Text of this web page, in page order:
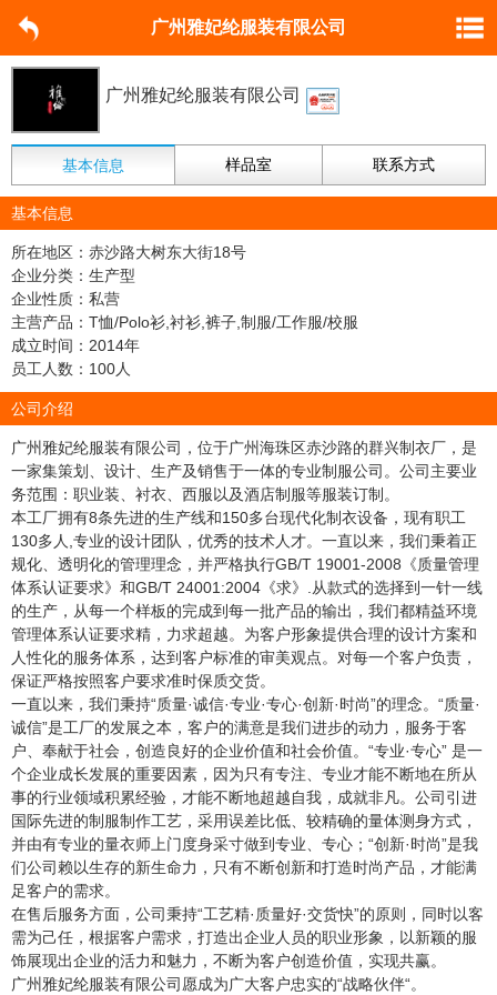
广州雅妃纶服装有限公司
广州雅妃纶服装有限公司
基本信息 样品室 联系方式
基本信息
所在地区：赤沙路大树东大街18号
企业分类：生产型
企业性质：私营
主营产品：T恤/Polo衫,衬衫,裤子,制服/工作服/校服
成立时间：2014年
员工人数：100人
公司介绍
广州雅妃纶服装有限公司，位于广州海珠区赤沙路的群兴制衣厂，是
一家集策划、设计、生产及销售于一体的专业制服公司。公司主要业
务范围：职业装、衬衣、西服以及酒店制服等服装订制。
本工厂拥有8条先进的生产线和150多台现代化制衣设备，现有职工
130多人,专业的设计团队，优秀的技术人才。一直以来，我们秉着正
规化、透明化的管理理念，并严格执行GB/T 19001-2008《质量管理
体系认证要求》和GB/T 24001:2004《求》.从款式的选择到一针一线
的生产，从每一个样板的完成到每一批产品的输出，我们都精益环境
管理体系认证要求精，力求超越。为客户形象提供合理的设计方案和
人性化的服务体系，达到客户标准的审美观点。对每一个客户负责，
保证严格按照客户要求准时保质交货。
一直以来，我们秉持“质量·诚信·专业·专心·创新·时尚”的理念。“质量·
诚信”是工厂的发展之本，客户的满意是我们进步的动力，服务于客
户、奉献于社会，创造良好的企业价值和社会价值。“专业·专心” 是一
个企业成长发展的重要因素，因为只有专注、专业才能不断地在所从
事的行业领域积累经验，才能不断地超越自我，成就非凡。公司引进
国际先进的制服制作工艺，采用误差比低、较精确的量体测身方式，
并由有专业的量衣师上门度身采寸做到专业、专心；“创新·时尚”是我
们公司赖以生存的新生命力，只有不断创新和打造时尚产品，才能满
足客户的需求。
在售后服务方面，公司秉持“工艺精·质量好·交货快”的原则，同时以客
需为己任，根据客户需求，打造出企业人员的职业形象，以新颖的服
饰展现出企业的活力和魅力，不断为客户创造价值，实现共赢。
广州雅妃纶服装有限公司愿成为广大客户忠实的“战略伙伴“。